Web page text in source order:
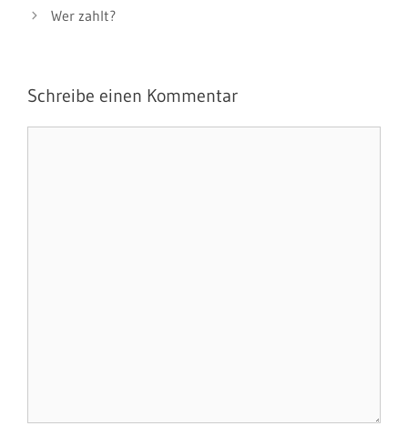
Wer zahlt?
Schreibe einen Kommentar